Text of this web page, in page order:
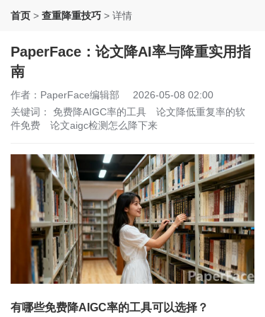
首页 > 查重降重技巧 > 详情
PaperFace：论文降AI率与降重实用指
南
作者：PaperFace编辑部
2026-05-08 02:00
关键词： 免费降AIGC率的工具
论文降低重复率的软
件免费
论文aigc检测怎么降下来
有哪些免费降AIGC率的工具可以选择？